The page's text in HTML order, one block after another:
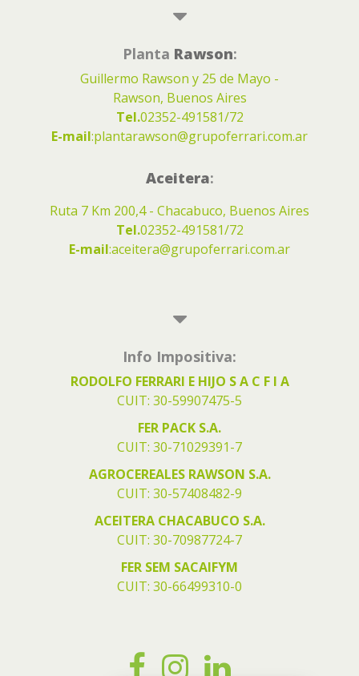
Planta Rawson:
Guillermo Rawson y 25 de Mayo -
Rawson, Buenos Aires
Tel.02352-491581/72
E-mail:plantarawson@grupoferrari.com.ar
Aceitera:
Ruta 7 Km 200,4 - Chacabuco, Buenos Aires
Tel.02352-491581/72
E-mail:aceitera@grupoferrari.com.ar
Info Impositiva:
RODOLFO FERRARI E HIJO S A C F I A
CUIT: 30-59907475-5
FER PACK S.A.
CUIT: 30-71029391-7
AGROCEREALES RAWSON S.A.
CUIT: 30-57408482-9
ACEITERA CHACABUCO S.A.
CUIT: 30-70987724-7
FER SEM SACAIFYM
CUIT: 30-66499310-0